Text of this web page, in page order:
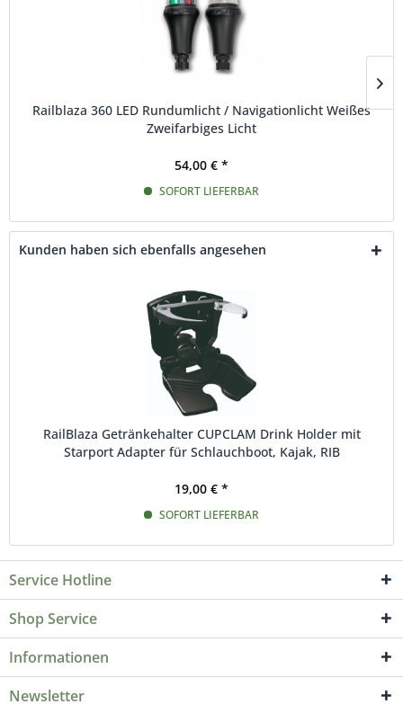
Railblaza 360 LED Rundumlicht / Navigationlicht Weißes
Zweifarbiges Licht
54,00 € *
SOFORT LIEFERBAR
Kunden haben sich ebenfalls angesehen
RailBlaza Getränkehalter CUPCLAM Drink Holder mit
Starport Adapter für Schlauchboot, Kajak, RIB
19,00 € *
SOFORT LIEFERBAR
Service Hotline
Shop Service
Informationen
Newsletter